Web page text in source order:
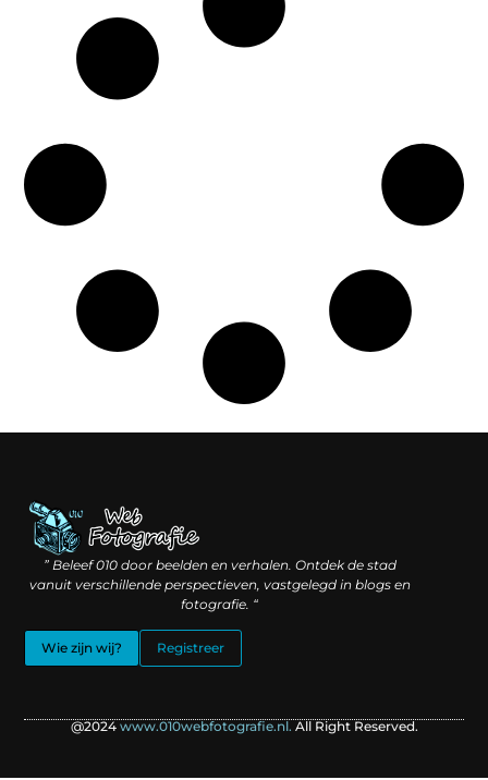
” Beleef 010 door beelden en verhalen. Ontdek de stad
vanuit verschillende perspectieven, vastgelegd in blogs en
fotografie. “
Wie zijn wij? Registreer
@2024 www.010webfotografie.nl. All Right Reserved.